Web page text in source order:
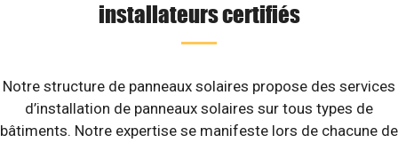
installateurs certifiés
Notre structure de panneaux solaires propose des services
d’installation de panneaux solaires sur tous types de
bâtiments. Notre expertise se manifeste lors de chacune de